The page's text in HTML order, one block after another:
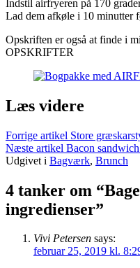
Indstil airfryeren på 170
Lad dem afkøle i 10 minutter
Opskriften er også at finde i
OPSKRIFTER
Læs videre
Forrige artikel Store
Næste artikel Bacon
Udgivet i Bagværk, Brunch
4 tanker om
ingredienser”
Vivi Petersen says:
februar 25, 2019 kl.